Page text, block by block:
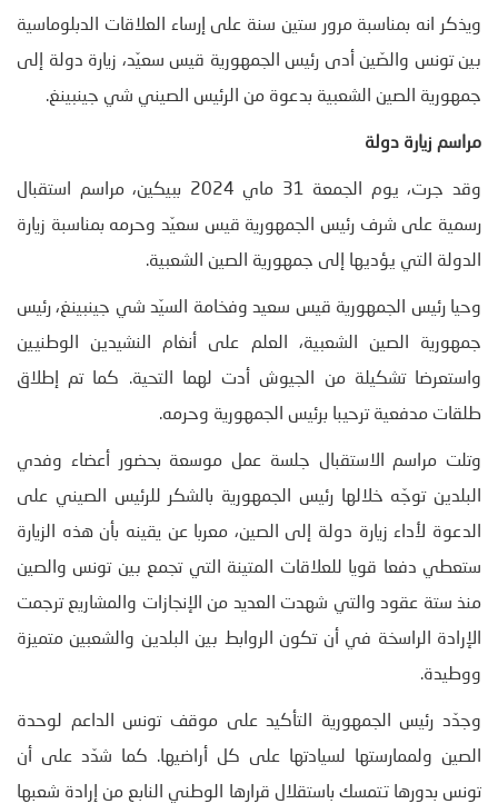
ويذكر انه بمناسبة مرور ستين سنة على إرساء العلاقات الدبلوماسية
بين تونس والصّين أدى رئيس الجمهورية قيس سعيّد، زيارة دولة إلى
جمهورية الصين الشعبية بدعوة من الرئيس الصيني شي جينبينغ.
مراسم زيارة دولة
وقد جرت، يوم الجمعة 31 ماي 2024 ببيكين، مراسم استقبال
رسمية على شرف رئيس الجمهورية قيس سعيّد وحرمه بمناسبة زيارة
الدولة التي يؤديها إلى جمهورية الصين الشعبية.
وحيا رئيس الجمهورية قيس سعيد وفخامة السيّد شي جينبينغ، رئيس
جمهورية الصين الشعبية، العلم على أنغام النشيدين الوطنيين
واستعرضا تشكيلة من الجيوش أدت لهما التحية. كما تم إطلاق
طلقات مدفعية ترحيبا برئيس الجمهورية وحرمه.
وتلت مراسم الاستقبال جلسة عمل موسعة بحضور أعضاء وفدي
البلدين توجّه خلالها رئيس الجمهورية بالشكر للرئيس الصيني على
الدعوة لأداء زيارة دولة إلى الصين، معربا عن يقينه بأن هذه الزيارة
ستعطي دفعا قويا للعلاقات المتينة التي تجمع بين تونس والصين
منذ ستة عقود والتي شهدت العديد من الإنجازات والمشاريع ترجمت
الإرادة الراسخة في أن تكون الروابط بين البلدين والشعبين متميزة
ووطيدة.
وجدّد رئيس الجمهورية التأكيد على موقف تونس الداعم لوحدة
الصين ولممارستها لسيادتها على كل أراضيها. كما شدّد على أن
تونس بدورها تتمسك باستقلال قرارها الوطني النابع من إرادة شعبها